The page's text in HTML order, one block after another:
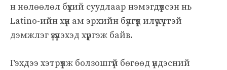
н нөлөөлөл бүхий суудлаар нэмэгдүүлсэн нь
Latino-ийн хүн ам эрхийн бүлгүүд илүү хүчтэй
дэмжлэг үзүүлэхэд хүргэж байв.
Гэхдээ хэтрүүлж болзошгүй бөгөөд үндэсний